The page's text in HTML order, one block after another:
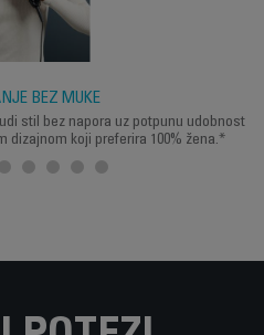
BEZ MUKE
stil bez napora uz potpunu udobnost
koji preferira 100% žena.*